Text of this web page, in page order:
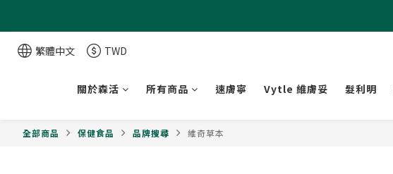
繁體中文 TWD
關於森活 所有商品 速膚寧 Vytle 維膚妥 髮利明
全部商品 保健食品 品牌搜尋 維奇草本